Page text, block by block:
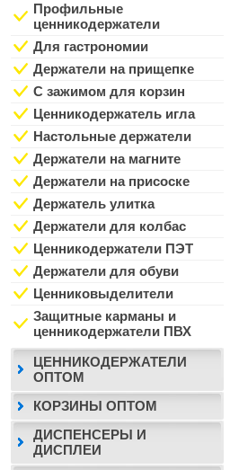
Профильные
ценникодержатели
Для гастрономии
Держатели на прищепке
С зажимом для корзин
Ценникодержатель игла
Настольные держатели
Держатели на магните
Держатели на присоске
Держатель улитка
Держатели для колбас
Ценникодержатели ПЭТ
Держатели для обуви
Ценниковыделители
Защитные карманы и
ценникодержатели ПВХ
ЦЕННИКОДЕРЖАТЕЛИ
ОПТОМ
КОРЗИНЫ ОПТОМ
ДИСПЕНСЕРЫ И
ДИСПЛЕИ